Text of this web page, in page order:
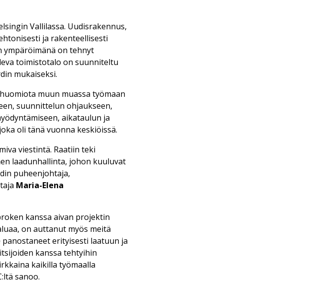
Vallilassa. Uudisrakennus,
ja rakenteellisesti
ympäröimänä on tehnyt
toimistotalo on suunniteltu
mukaiseksi.
muun muassa työmaan
suunnittelun ohjaukseen,
aikataulun ja
oli tänä vuonna keskiöissä.
viestintä. Raatiin teki
laadunhallinta, johon kuuluvat
puheenjohtaja,
Maria-Elena
kanssa aivan projektin
on auttanut myös meitä
erityisesti laatuun ja
kanssa tehtyihin
kaikilla työmaalla
sanoo.